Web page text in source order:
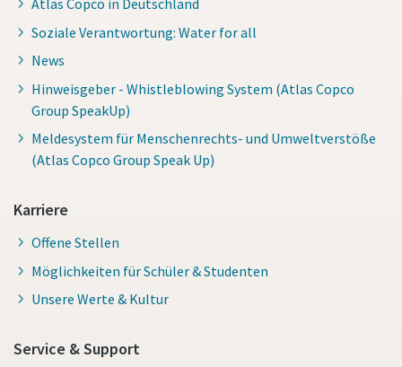
Atlas Copco in Deutschland
Soziale Verantwortung: Water for all
News
Hinweisgeber - Whistleblowing System (Atlas Copco
Group SpeakUp)
Meldesystem für Menschenrechts- und Umweltverstöße
(Atlas Copco Group Speak Up)
Karriere
Offene Stellen
Möglichkeiten für Schüler & Studenten
Unsere Werte & Kultur
Service & Support